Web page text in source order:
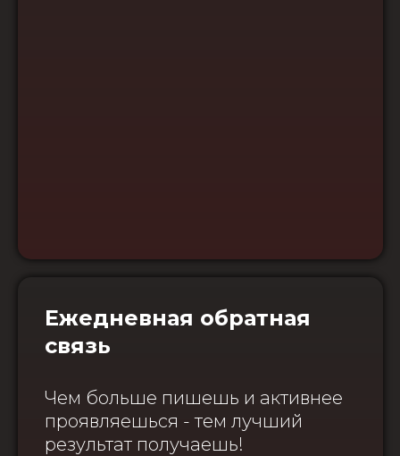
Ежедневная обратная
связь
Чем больше пишешь и активнее
проявляешься - тем лучший
результат получаешь!